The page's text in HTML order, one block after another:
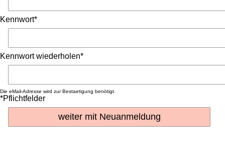
Kennwort*
Kennwort wiederholen*
Die eMail-Adresse wird zur Bestaetigung benötigt.
*Pflichtfelder